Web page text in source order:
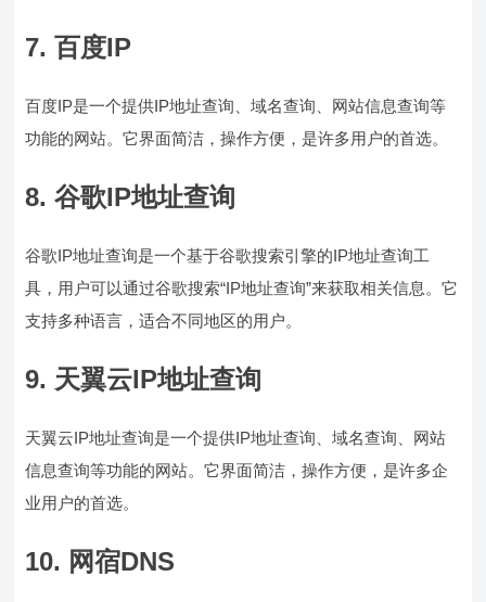
7. 百度IP
百度IP是一个提供IP地址查询、域名查询、网站信息查询等
功能的网站。它界面简洁，操作方便，是许多用户的首选。
8. 谷歌IP地址查询
谷歌IP地址查询是一个基于谷歌搜索引擎的IP地址查询工
具，用户可以通过谷歌搜索“IP地址查询”来获取相关信息。它
支持多种语言，适合不同地区的用户。
9. 天翼云IP地址查询
天翼云IP地址查询是一个提供IP地址查询、域名查询、网站
信息查询等功能的网站。它界面简洁，操作方便，是许多企
业用户的首选。
10. 网宿DNS